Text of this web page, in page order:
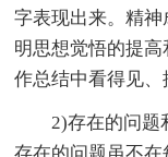
字表现出来。精
明思想觉悟的提
作总结中看得见、
2)存在的问题